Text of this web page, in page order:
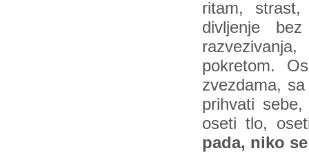
ritam, strast,
divljenje
pokretom.
zvezdama,
prihvati
oseti tlo,
pada, niko